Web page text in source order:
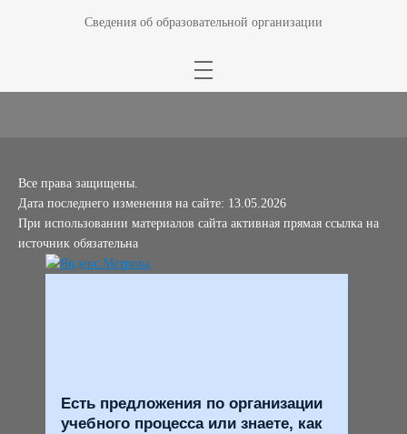
Сведения об образовательной организации
Все права защищены.
Дата последнего изменения на сайте: 13.05.2026
При использовании материалов сайта активная прямая ссылка на
источник обязательна
Есть предложения по организации
учебного процесса или знаете, как